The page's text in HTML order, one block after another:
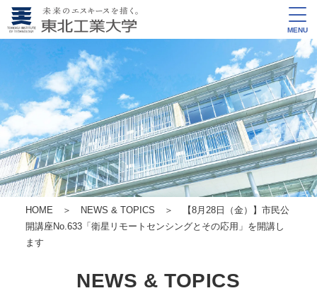
MENU
HOME ＞ NEWS & TOPICS ＞ 【8月28日（金）】市民公
開講座No.633「衛星リモートセンシングとその応用」を開講し
ます
NEWS & TOPICS